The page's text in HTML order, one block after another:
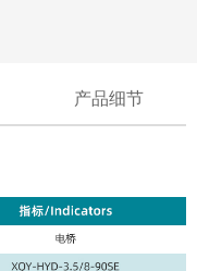
产品细节